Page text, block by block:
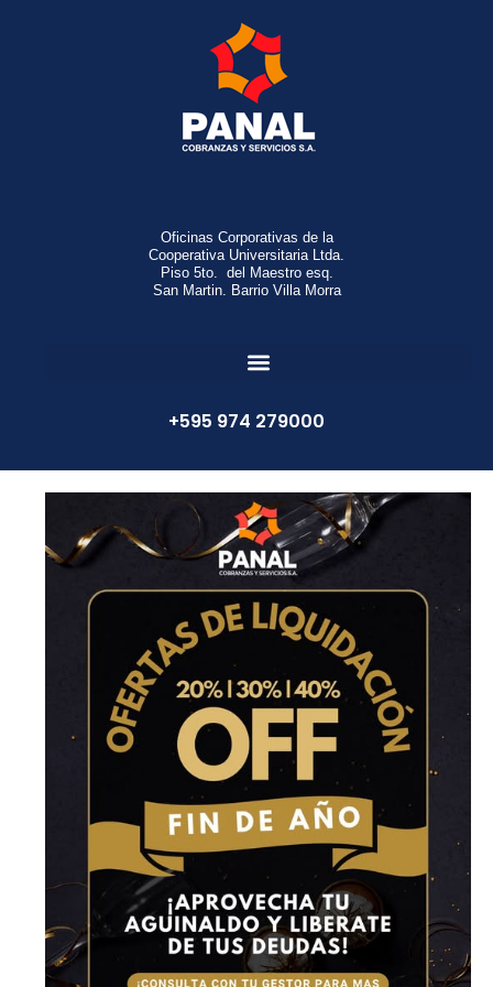
Oficinas Corporativas de la
Cooperativa Universitaria Ltda.
Piso 5to. del Maestro esq.
San Martin. Barrio Villa Morra
+595 974 279000